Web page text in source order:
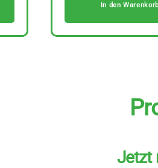
In den Warenkorb
Jetzt